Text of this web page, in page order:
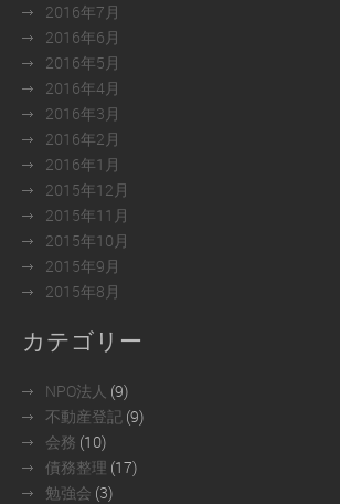
2016年7月
2016年6月
2016年5月
2016年4月
2016年3月
2016年2月
2016年1月
2015年12月
2015年11月
2015年10月
2015年9月
2015年8月
カテゴリー
NPO法人 (9)
不動産登記 (9)
会務 (10)
債務整理 (17)
勉強会 (3)